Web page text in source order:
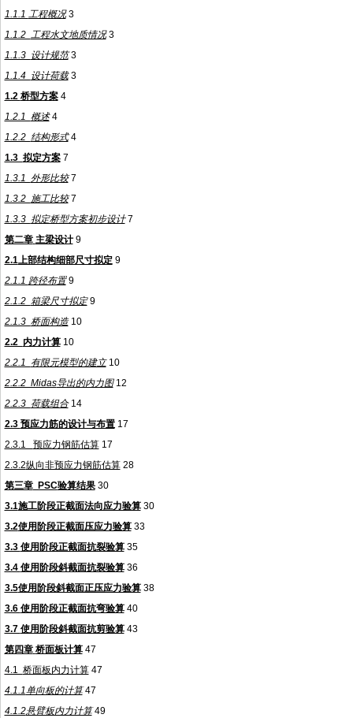
1.1.1 工程概况3
1.1.2 工程水文地质情况3
1.1.3 设计规范3
1.1.4 设计荷载3
1.2 桥型方案4
1.2.1 概述4
1.2.2 结构形式4
1.3 拟定方案7
1.3.1 外形比较7
1.3.2 施工比较7
1.3.3 拟定桥型方案初步设计7
第二章 主梁设计9
2.1上部结构细部尺寸拟定9
2.1.1 跨径布置9
2.1.2 箱梁尺寸拟定9
2.1.3 桥面构造10
2.2 内力计算10
2.2.1 有限元模型的建立10
2.2.2 Midas导出的内力图12
2.2.3 荷载组合14
2.3 预应力筋的设计与布置17
2.3.1 预应力钢筋估算17
2.3.2纵向非预应力钢筋估算28
第三章PSC验算结果30
3.1施工阶段正截面法向应力验算30
3.2使用阶段正截面压应力验算33
3.3 使用阶段正截面抗裂验算35
3.4 使用阶段斜截面抗裂验算36
3.5使用阶段斜截面正压应力验算38
3.6 使用阶段正截面抗弯验算40
3.7 使用阶段斜截面抗剪验算43
第四章 桥面板计算47
4.1 桥面板内力计算47
4.1.1单向板的计算47
4.1.2悬臂板内力计算49